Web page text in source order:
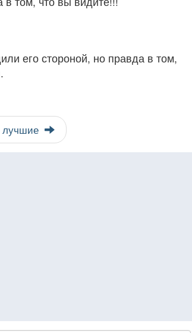
его стороной, но правда в том,
лучшие